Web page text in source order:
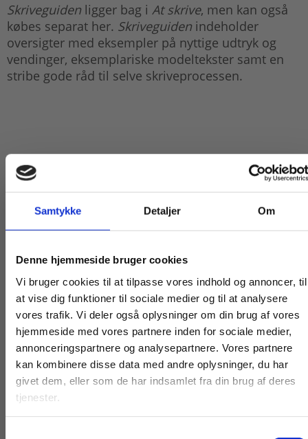
Samtykke Detaljer Om
Denne hjemmeside bruger cookies
Vi bruger cookies til at tilpasse vores indhold og annoncer, til
at vise dig funktioner til sociale medier og til at analysere
vores trafik. Vi deler også oplysninger om din brug af vores
hjemmeside med vores partnere inden for sociale medier,
annonceringspartnere og analysepartnere. Vores partnere
kan kombinere disse data med andre oplysninger, du har
givet dem, eller som de har indsamlet fra din brug af deres
tjenester.
Skriveguiden ligger bag i At skrive, men kan også
købes separat her. Skriveguiden indeholder
oversigter med eksempler på nyttige udtryk og
vendinger, eksemplariske modeltekster samt en
stribe gode råd til selve skriveprocessen.
Andre har også købt
Køb læremidler og find masterclasses mm.
Fortsæt som:
For privatkunder og
studerende. Du får
vist priser inkl.
For institutioner og
virksomheder. Du
får vist priser ekskl.